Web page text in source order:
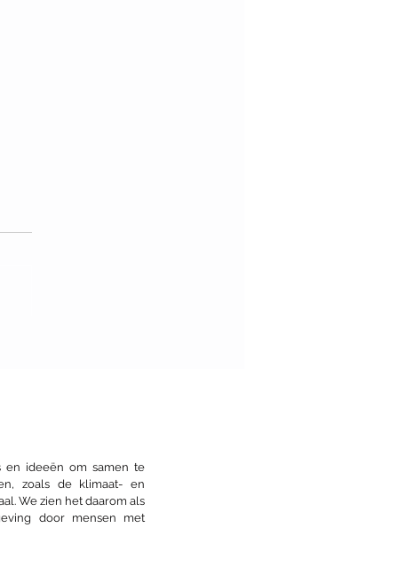
en ideeën om samen te
zoals de klimaat- en
We zien het daarom als
door mensen met